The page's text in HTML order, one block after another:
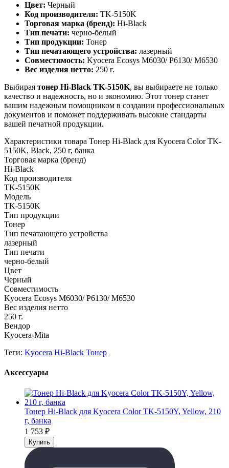
Цвет: Черный
Код производителя: TK-5150K
Торговая марка (бренд): Hi-Black
Тип печати: черно-белый
Тип продукции: Тонер
Тип печатающего устройства: лазерный
Совместимость: Kyocera Ecosys M6030/ P6130/ M6530
Вес изделия нетто: 250 г.
Выбирая тонер Hi-Black TK-5150K, вы выбираете не только
качество и надежность, но и экономию. Этот тонер станет
вашим надежным помощником в создании профессиональных
документов и поможет поддерживать высокие стандарты
вашей печатной продукции.
Характеристики товара Тонер Hi-Black для Kyocera Color TK-
5150K, Black, 250 г, банка
Торговая марка (бренд)
Hi-Black
Код производителя
TK-5150K
Модель
TK-5150K
Тип продукции
Тонер
Тип печатающего устройства
лазерный
Тип печати
черно-белый
Цвет
Черный
Совместимость
Kyocera ​Ecosys M6030/ P6130/ M6530
Вес изделия нетто
250 г.
Вендор
Kyocera-Mita
Теги: Kyocera Hi-Black Тонер
Аксессуары
Тонер Hi-Black для Kyocera Color TK-5150Y, Yellow, 210
г, банка
1 753 ₽